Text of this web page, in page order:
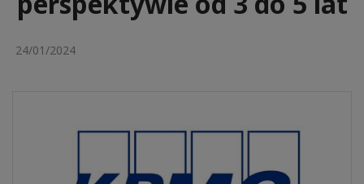
24/01/2024